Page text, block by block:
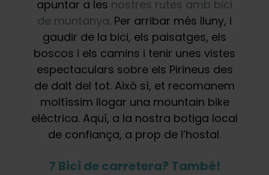
apuntar a les nostres rutes amb bici
de muntanya. Per arribar més lluny, i
gaudir de la bici, els paisatges, els
boscos i els camins i tenir unes vistes
espectaculars sobre els Pirineus des
de dalt del tot. Això sí, et recomanem
moltíssim llogar una mountain bike
elèctrica. Aquí, a la nostra botiga local
de confiança, a prop de l’hostal.
7 Bici de carretera? També!